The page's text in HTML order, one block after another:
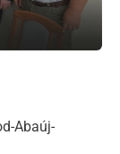
Abaúj-